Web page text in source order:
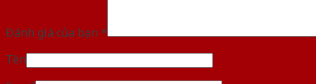
Đánh giá của bạn *
Tên